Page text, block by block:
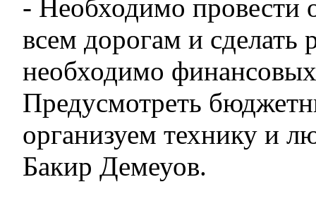
- Необходимо провести
всем дорогам и сделать
необходимо финансовых
Предусмотреть
организуем технику и
Бакир Демеуов.